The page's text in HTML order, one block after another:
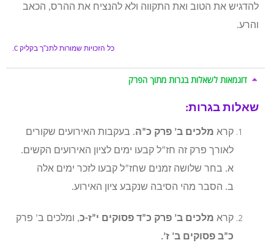
להדגיש את הטוב ואת התקווה ולא להנציח את ההרס, הכאב
והרע.
כל הזכויות שמורות לתנ”ך בקליק C.
דוגמאות לשאלות בגרות מתוך הפרק
שאלות בגרות:
קרא מלכים ב’ פרק כ”ה. בעקבות האירועים שקורים
לאורך פרק זה חז”ל קבעו ימים לציון האירועים הקשים.
א. בחר שלושה זמנים שחז”ל קבעו לזכר ימים אלה
ב. הסבר מהי הסיבה שנקבע ציון האירוע.
קרא מלכים ב’ פרק כ”ד פסוקים י”ז-כ, ומלכים ב’ פרק
כ”ב פסוקים ב’ ז’.